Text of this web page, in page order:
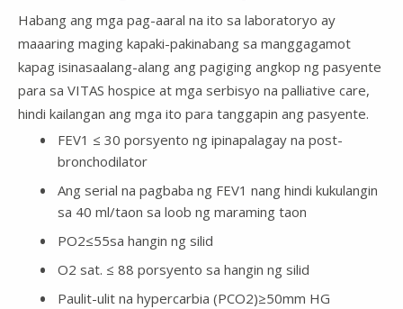
Habang ang mga pag-aaral na ito sa laboratoryo ay
maaaring maging kapaki-pakinabang sa manggagamot
kapag isinasaalang-alang ang pagiging angkop ng pasyente
para sa VITAS hospice at mga serbisyo na palliative care,
hindi kailangan ang mga ito para tanggapin ang pasyente.
FEV1 ≤ 30 porsyento ng ipinapalagay na post-
bronchodilator
Ang serial na pagbaba ng FEV1 nang hindi kukulangin
sa 40 ml/taon sa loob ng maraming taon
PO2≤55sa hangin ng silid
O2 sat. ≤ 88 porsyento sa hangin ng silid
Paulit-ulit na hypercarbia (PCO2)≥50mm HG